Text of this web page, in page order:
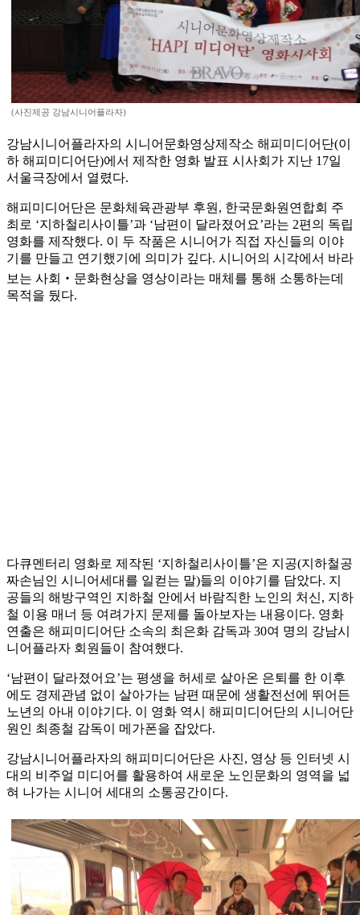
(사진제공 강남시니어플라자)
강남시니어플라자의 시니어문화영상제작소 해피미디어단(이
하 해피미디어단)에서 제작한 영화 발표 시사회가 지난 17일
서울극장에서 열렸다.
해피미디어단은 문화체육관광부 후원, 한국문화원연합회 주
최로 ‘지하철리사이틀’과 ‘남편이 달라졌어요’라는 2편의 독립
영화를 제작했다. 이 두 작품은 시니어가 직접 자신들의 이야
기를 만들고 연기했기에 의미가 깊다. 시니어의 시각에서 바라
보는 사회‧문화현상을 영상이라는 매체를 통해 소통하는데
목적을 뒀다.
다큐멘터리 영화로 제작된 ‘지하철리사이틀’은 지공(지하철공
짜손님인 시니어세대를 일컫는 말)들의 이야기를 담았다. 지
공들의 해방구역인 지하철 안에서 바람직한 노인의 처신, 지하
철 이용 매너 등 여려가지 문제를 돌아보자는 내용이다. 영화
연출은 해피미디어단 소속의 최은화 감독과 30여 명의 강남시
니어플라자 회원들이 참여했다.
‘남편이 달라졌어요’는 평생을 허세로 살아온 은퇴를 한 이후
에도 경제관념 없이 살아가는 남편 때문에 생활전선에 뛰어든
노년의 아내 이야기다. 이 영화 역시 해피미디어단의 시니어단
원인 최종철 감독이 메가폰을 잡았다.
강남시니어플라자의 해피미디어단은 사진, 영상 등 인터넷 시
대의 비주얼 미디어를 활용하여 새로운 노인문화의 영역을 넓
혀 나가는 시니어 세대의 소통공간이다.